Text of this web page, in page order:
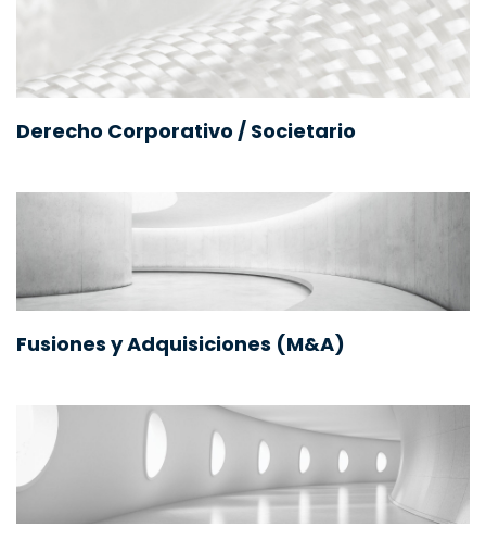
Derecho Corporativo / Societario
Fusiones y Adquisiciones (M&A)